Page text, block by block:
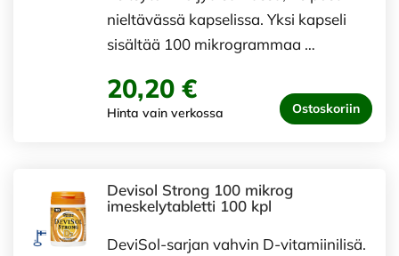
nieltävässä kapselissa. Yksi kapseli
sisältää 100 mikrogrammaa …
20,20 €
Hinta vain verkossa Ostoskoriin
Devisol Strong 100 mikrog
imeskelytabletti 100 kpl
DeviSol-sarjan vahvin D-vitamiinilisä.